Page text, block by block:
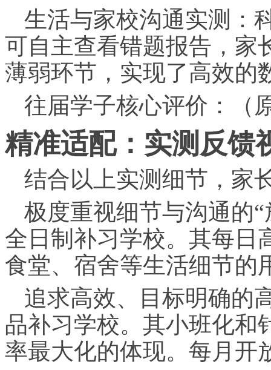
生活与家校沟通实测：
可自主查看错题报告，家
薄弱环节，实现了高效的
往届学子核心评价：（
精准适配：实测反馈
结合以上实测细节，家
极度重视细节与沟通的
全日制补习学校。其每日
食堂、宿舍等生活细节的
追求高效、目标明确的
品补习学校。其小班化和
率最大化的体现。每月开